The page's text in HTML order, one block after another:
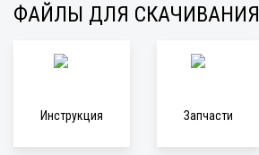
ФАЙЛЫ ДЛЯ СКАЧИВАНИЯ
Инструкция Запчасти